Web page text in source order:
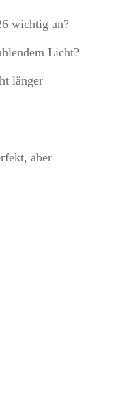
wichtig an?
Licht?
länger
aber